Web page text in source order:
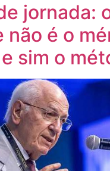
jornada:
não é o
sim o